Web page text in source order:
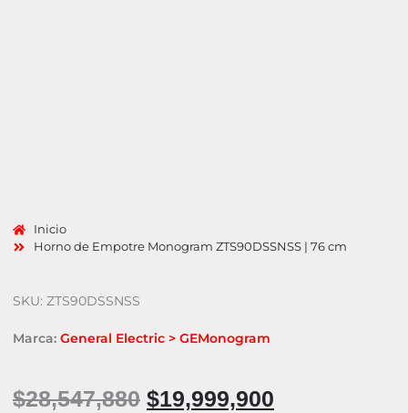
Inicio
Horno de Empotre Monogram ZTS90DSSNSS | 76 cm
SKU: ZTS90DSSNSS
Marca: General Electric > GEMonogram
$28,547,880 $19,999,900